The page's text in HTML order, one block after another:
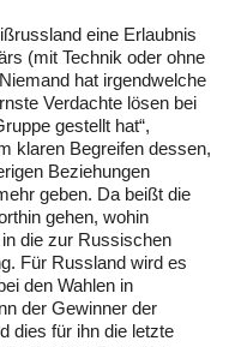
eine Erlaubnis
(mit Technik oder ohne
hat irgendwelche
Verdachte lösen bei
gestellt hat“,
klaren Begreifen dessen,
Beziehungen
geben. Da beißt die
gehen, wohin
die zur Russischen
Für Russland wird es
den Wahlen in
der Gewinner der
dies für ihn die letzte